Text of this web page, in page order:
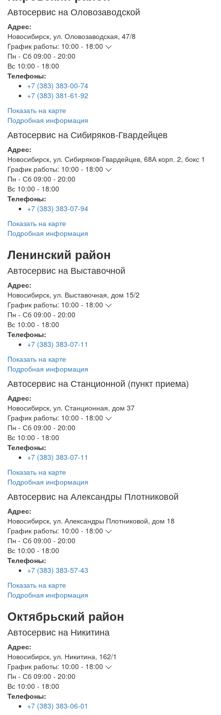
Автосервис на Оловозаводской
Адрес:
Новосибирск, ул. Оловозаводская, 47/8
График работы: 10:00 - 18:00
Пн - Сб 09:00 - 20:00
Вс 10:00 - 18:00
Телефоны:
+7 (383) 383-00-74
+7 (383) 381-61-92
Показать на карте
Подробная информация
Автосервис на Сибиряков-Гвардейцев
Адрес:
Новосибирск, ул. Сибиряков-Гвардейцев, 68А корп. 2, бокс 1
График работы: 10:00 - 18:00
Пн - Сб 09:00 - 20:00
Вс 10:00 - 18:00
Телефоны:
+7 (383) 383-07-94
Показать на карте
Подробная информация
Ленинский район
Автосервис на Выставочной
Адрес:
Новосибирск, ул. Выставочная, дом 15/2
График работы: 10:00 - 18:00
Пн - Сб 09:00 - 20:00
Вс 10:00 - 18:00
Телефоны:
+7 (383) 383-07-11
Показать на карте
Подробная информация
Автосервис на Станционной (пункт приема)
Адрес:
Новосибирск, ул. Станционная, дом 37
График работы: 10:00 - 18:00
Пн - Сб 09:00 - 20:00
Вс 10:00 - 18:00
Телефоны:
+7 (383) 383-07-11
Показать на карте
Подробная информация
Автосервис на Александры Плотниковой
Адрес:
Новосибирск, ул. Александры Плотниковой, дом 18
График работы: 10:00 - 18:00
Пн - Сб 09:00 - 20:00
Вс 10:00 - 18:00
Телефоны:
+7 (383) 383-57-43
Показать на карте
Подробная информация
Октябрьский район
Автосервис на Никитина
Адрес:
Новосибирск, ул. Никитина, 162/1
График работы: 10:00 - 18:00
Пн - Сб 09:00 - 20:00
Вс 10:00 - 18:00
Телефоны:
+7 (383) 383-06-01